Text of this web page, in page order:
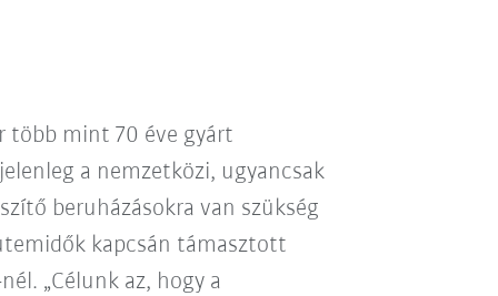
több mint 70 éve gyárt
a nemzetközi, ugyancsak
beruházásokra van szükség
kapcsán támasztott
„Célunk az, hogy a